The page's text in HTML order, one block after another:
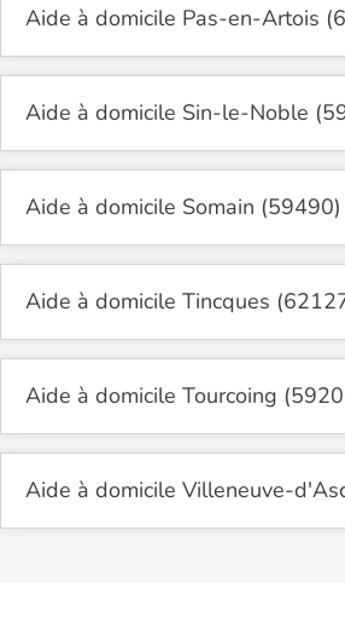
Aide à domicile Pas-en-Artois
Aide à domicile Sin-le-Noble
Aide à domicile Somain (59490)
Aide à domicile Tincques
Aide à domicile Tourcoing
Aide à domicile Villeneuve-